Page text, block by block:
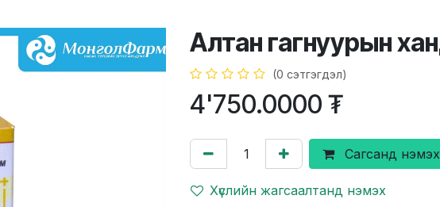
Алтан гагнуурын
(0 сэтгэгдэл)
4'750.0000 ₮
Сагсанд нэмэх
Хүслийн жагсаалтанд нэмэх